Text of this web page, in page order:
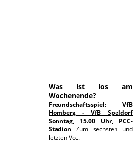
Was ist los am
Wochenende?
Freundschaftsspiel: VfB
Homberg - VfB Speldorf
Sonntag, 15.00 Uhr, PCC-
Stadion Zum sechsten und
letzten Vo...